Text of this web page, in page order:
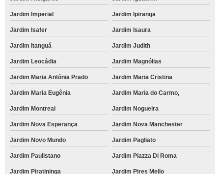
Jardim Imperial Jardim Ipiranga
Jardim Isafer Jardim Isaura
Jardim Itanguá Jardim Judith
Jardim Leocádia Jardim Magnólias
Jardim Maria Antônia Prado Jardim Maria Cristina
Jardim Maria Eugênia Jardim Maria do Carmo,
Jardim Montreal Jardim Nogueira
Jardim Nova Esperança Jardim Nova Manchester
Jardim Novo Mundo Jardim Pagliato
Jardim Paulistano Jardim Piazza Di Roma
Jardim Piratininga Jardim Pires Mello